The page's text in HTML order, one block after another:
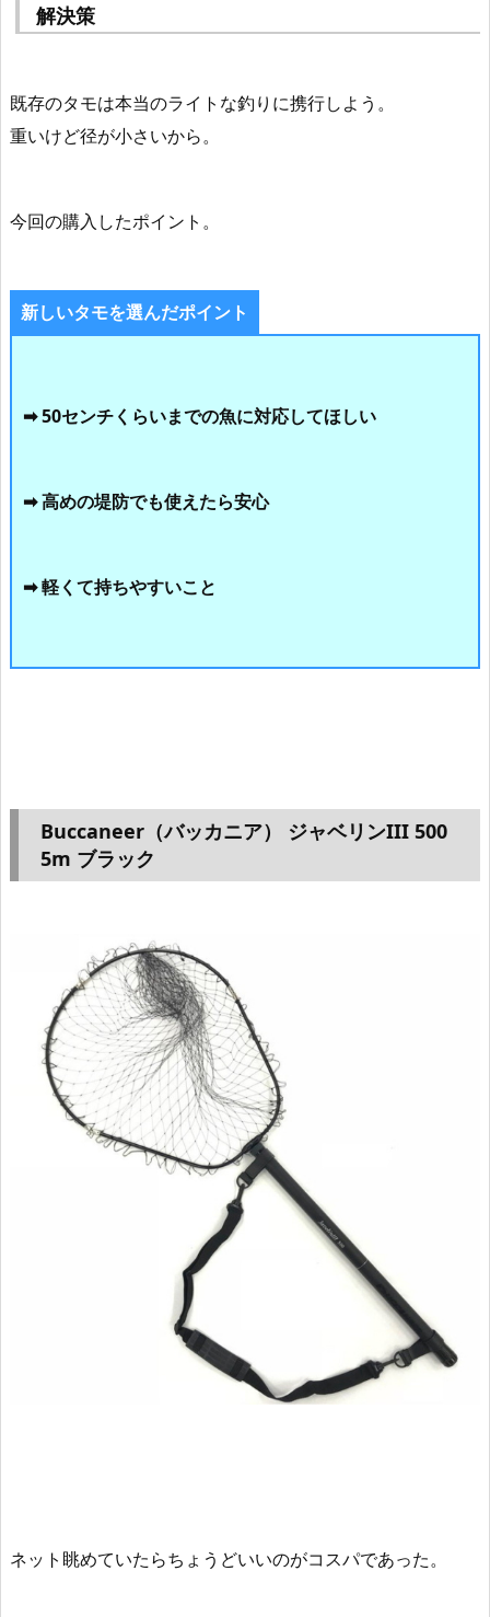
解決策
既存のタモは本当のライトな釣りに携行しよう。
重いけど径が小さいから。
今回の購入したポイント。
新しいタモを選んだポイント
➡ 50センチくらいまでの魚に対応してほしい
➡ 高めの堤防でも使えたら安心
➡ 軽くて持ちやすいこと
Buccaneer（バッカニア） ジャベリンIII 500
5m ブラック
ネット眺めていたらちょうどいいのがコスパであった。